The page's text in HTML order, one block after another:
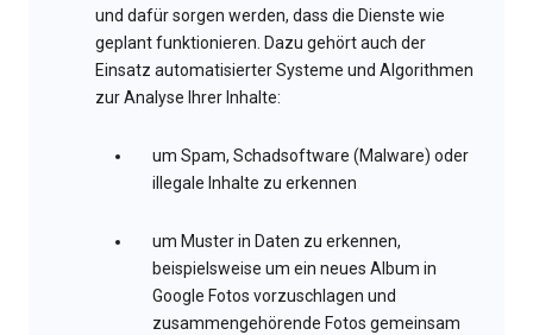
und dafür sorgen werden, dass die Dienste wie
geplant funktionieren. Dazu gehört auch der
Einsatz automatisierter Systeme und Algorithmen
zur Analyse Ihrer Inhalte:
um Spam, Schadsoftware (Malware) oder
illegale Inhalte zu erkennen
um Muster in Daten zu erkennen,
beispielsweise um ein neues Album in
Google Fotos vorzuschlagen und
zusammengehörende Fotos gemeinsam